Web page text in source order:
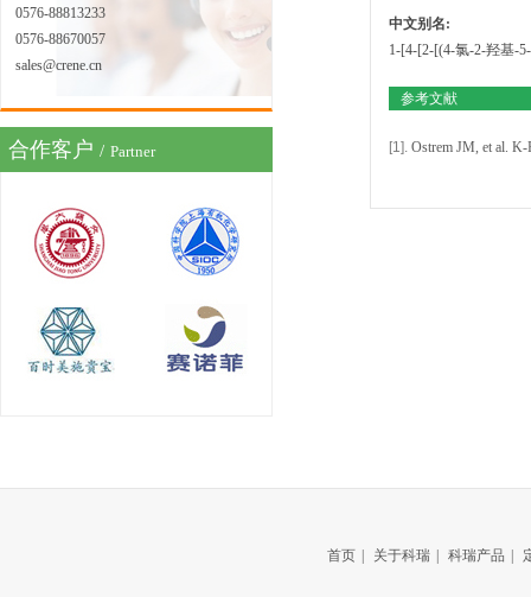
0576-88813233
0576-88670057
sales@crene.cn
合作客户 / Partner
中文别名:
1-[4-[2-[(4-氯-2-羟基-
参考文献
[1]. Ostrem JM, et al.
首页 关于科瑞 科瑞产品